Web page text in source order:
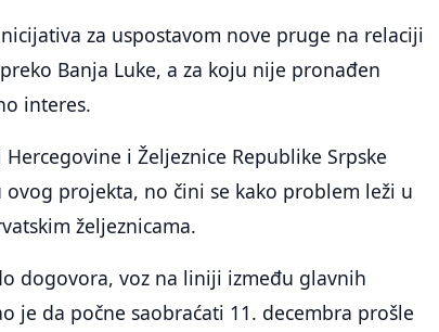
za uspostavom nove pruge na relaciji
Banja Luke, a za koju nije pronađen
interes.
i Željeznice Republike Srpske
ovog projekta, no čini se kako problem leži u
željeznicama.
dogovora, voz na liniji između glavnih
je da počne saobraćati 11. decembra prošle